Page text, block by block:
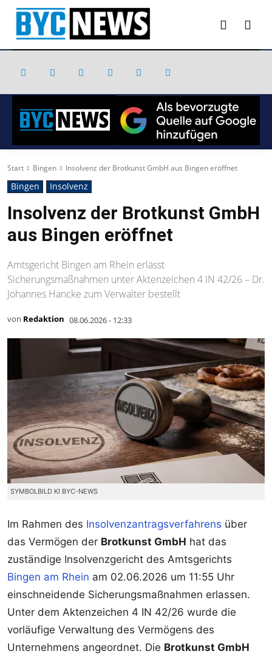
Start Bingen Insolvenz der Brotkunst GmbH aus Bingen eröffnet
Bingen Insolvenz
Insolvenz der Brotkunst GmbH
aus Bingen eröffnet
Amtsgericht Bingen am Rhein erlässt
Sicherungsmaßnahmen unter Aktenzeichen 4 IN 42/26 – Dr.
Johannes Hancke zum Verwalter bestellt
von Redaktion 08.06.2026 - 12:33
SYMBOLBILD KI BYC-NEWS
Im Rahmen des Insolvenzantragsverfahrens über
das Vermögen der Brotkunst GmbH hat das
zuständige Insolvenzgericht des Amtsgerichts
Bingen am Rhein am 02.06.2026 um 11:55 Uhr
einschneidende Sicherungsmaßnahmen erlassen.
Unter dem Aktenzeichen 4 IN 42/26 wurde die
vorläufige Verwaltung des Vermögens des
Unternehmens angeordnet. Die Brotkunst GmbH